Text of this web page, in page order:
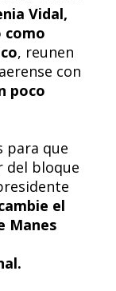
Vidal,
como
, reunen
con
poco
para que
del bloque
el
Manes